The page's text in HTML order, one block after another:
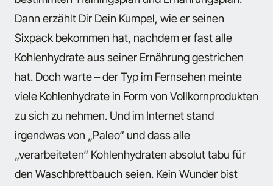
Dann erzählt Dir Dein Kumpel, wie er seinen
Sixpack bekommen hat, nachdem er fast alle
Kohlenhydrate aus seiner Ernährung gestrichen
hat. Doch warte – der Typ im Fernsehen meinte
viele Kohlenhydrate in Form von Vollkornprodukten
zu sich zu nehmen. Und im Internet stand
irgendwas von „Paleo“ und dass alle
„verarbeiteten“ Kohlenhydraten absolut tabu für
den Waschbrettbauch seien. Kein Wunder bist